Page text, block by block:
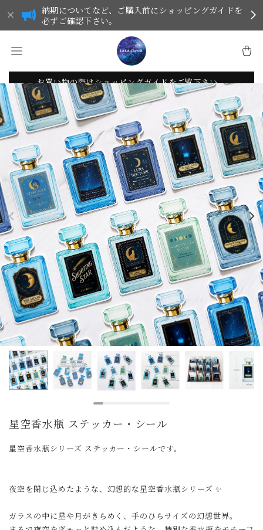
納期についてなど、ご購入前にショッピングガイドを
必ずご確認下さい。
お買い物の際はショッピングガイドをご覧下さい。
星空香水瓶 ステッカー・シール
星空香水瓶シリーズ ステッカー・シールです。
夜空を閉じ込めたような、幻想的な星空香水瓶シリーズ ✨
ガラスの中に星や月がきらめく、手のひらサイズの幻想世界。